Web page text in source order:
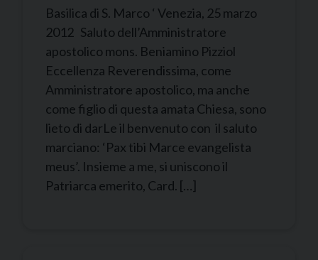
Basilica di S. Marco ‘ Venezia, 25 marzo
2012 Saluto dell’Amministratore
apostolico mons. Beniamino Pizziol
Eccellenza Reverendissima, come
Amministratore apostolico, ma anche
come figlio di questa amata Chiesa, sono
lieto di darLe il benvenuto con il saluto
marciano: ‘Pax tibi Marce evangelista
meus’. Insieme a me, si uniscono il
Patriarca emerito, Card. […]